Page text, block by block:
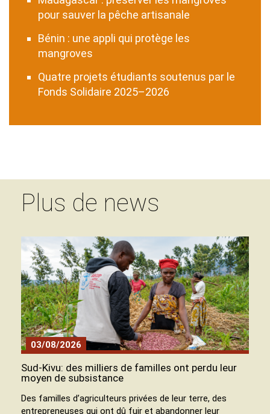
pour sauver la pêche artisanale
Bénin : une appli qui protège les
mangroves
Quatre projets étudiants soutenus par le
Fonds Solidaire 2025–2026
Plus de news
03/08/2026
Sud-Kivu: des milliers de familles ont perdu leur
moyen de subsistance
Des familles d’agriculteurs privées de leur terre, des
entrepreneuses qui ont dû fuir et abandonner leur